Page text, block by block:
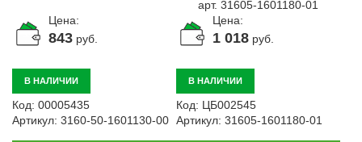
Цена:
843 руб.
В НАЛИЧИИ
Код: 00005435
Артикул: 3160-50-1601130-00
Цена:
1 018 руб.
В НАЛИЧИИ
Код: ЦБ002545
Артикул: 31605-1601180-01